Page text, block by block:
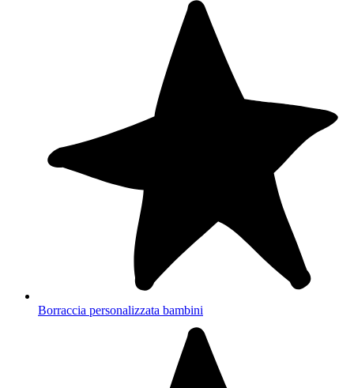
Borraccia personalizzata bambini